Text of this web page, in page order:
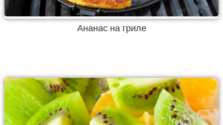
Ананас на гриле